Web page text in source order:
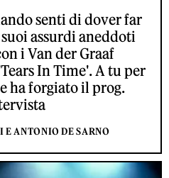
senti di dover far
assurdi aneddoti
i Van der Graaf
In Time'. A tu per
ha forgiato il prog.
ANTONIO DE SARNO